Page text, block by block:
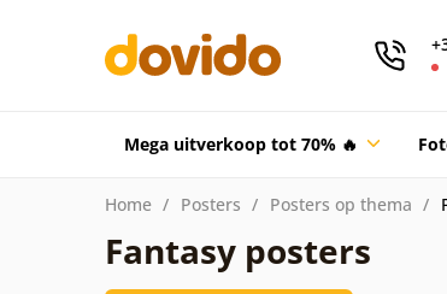
Mega uitverkoop tot 70% 🔥
Home Posters Posters op thema
Fantasy posters